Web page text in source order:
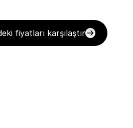
fiyatları karşılaştır